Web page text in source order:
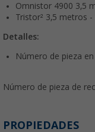
Omnistor 4900 3,5
Tristor² 3,5 metros
Detalles:
Número de pieza
Número de pieza de
PROPIEDADES